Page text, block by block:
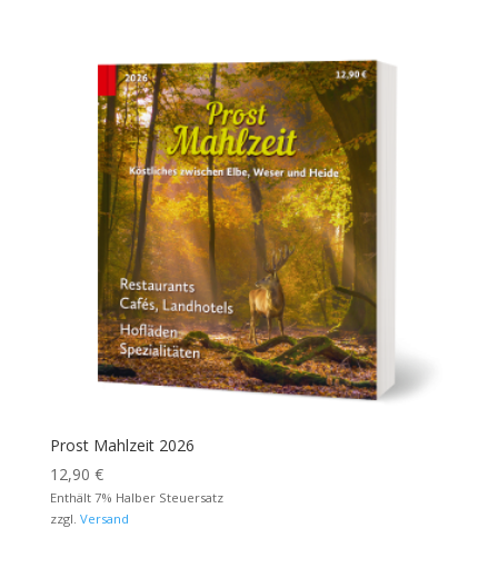
Prost Mahlzeit 2026
12,90 €
Enthält 7% Halber Steuersatz
zzgl. Versand